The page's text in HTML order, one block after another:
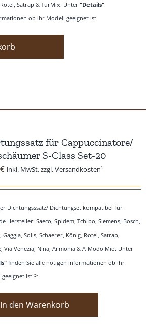
Satrap & TurMix. Unter "Details"
ob ihr Modell geeignet ist!
für Cappuccinatore/
S-Class Set-20
€ inkl. MwSt. zzgl. Versandkosten¹
Dichtungsssatz/ Dichtungset kompatibel für
Hersteller: Saeco, Spidem, Tchibo, Siemens, Bosch,
Gaggia, Solis, Schaerer, König, Rotel, Satrap,
Via Venezia, Nina, Armonia & A Modo Mio. Unter
finden Sie alle nötigen informationen ob ihr
geeignet ist!>
In den Warenkorb